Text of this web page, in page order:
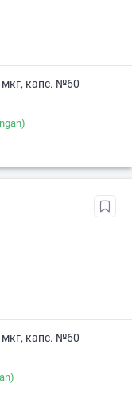
капс. №60
капс. №60